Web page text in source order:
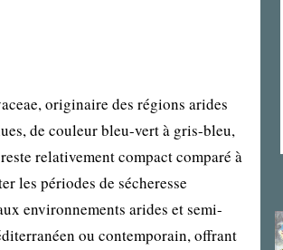
originaire des régions arides
de couleur bleu-vert à gris-bleu,
relativement compact comparé à
les périodes de sécheresse
environnements arides et semi-
ou contemporain, offrant